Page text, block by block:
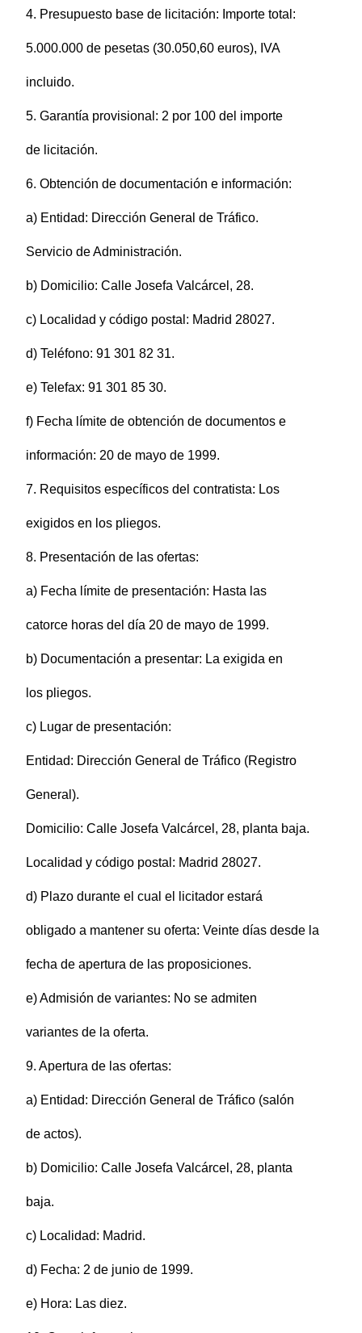
4. Presupuesto base de licitación: Importe total:
5.000.000 de pesetas (30.050,60 euros), IVA
incluido.
5. Garantía provisional: 2 por 100 del importe
de licitación.
6. Obtención de documentación e información:
a) Entidad: Dirección General de Tráfico.
Servicio de Administración.
b) Domicilio: Calle Josefa Valcárcel, 28.
c) Localidad y código postal: Madrid 28027.
d) Teléfono: 91 301 82 31.
e) Telefax: 91 301 85 30.
f) Fecha límite de obtención de documentos e
información: 20 de mayo de 1999.
7. Requisitos específicos del contratista: Los
exigidos en los pliegos.
8. Presentación de las ofertas:
a) Fecha límite de presentación: Hasta las
catorce horas del día 20 de mayo de 1999.
b) Documentación a presentar: La exigida en
los pliegos.
c) Lugar de presentación:
Entidad: Dirección General de Tráfico (Registro
General).
Domicilio: Calle Josefa Valcárcel, 28, planta baja.
Localidad y código postal: Madrid 28027.
d) Plazo durante el cual el licitador estará
obligado a mantener su oferta: Veinte días desde la
fecha de apertura de las proposiciones.
e) Admisión de variantes: No se admiten
variantes de la oferta.
9. Apertura de las ofertas:
a) Entidad: Dirección General de Tráfico (salón
de actos).
b) Domicilio: Calle Josefa Valcárcel, 28, planta
baja.
c) Localidad: Madrid.
d) Fecha: 2 de junio de 1999.
e) Hora: Las diez.